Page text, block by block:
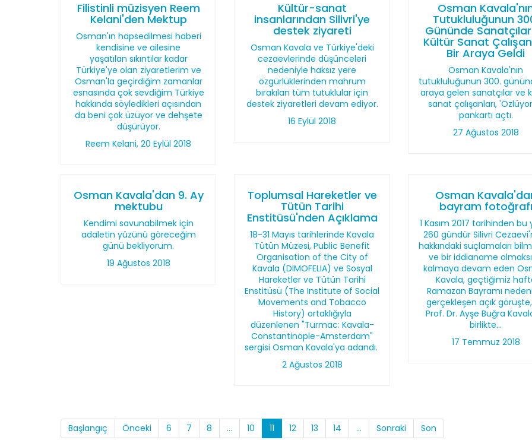
Filistinli müzisyen Reem
Kelani'den Mektup
Osman'ın hapsedilmesi haberi
kendisine ve ailesine
yaşatılan sıkıntılar kadar
Türkiye'ye olan ziyaretlerim ve
Osman'la geçirdiğim zamanlar
esnasında çok sevdiğim Türkiye
hakkında söyledikleri açısından
da beni çok üzüyor ve dehşete
düşürüyor.
Reem Kelani, 20 Eylül 2018
Kültür-sanat
insanlarından Silivri'ye
destek ziyareti
Osman Kavala ve Türkiye'deki
cezaevlerinde düşünceleri
nedeniyle haksız yere
özgürlüklerinden mahrum
bırakılan tüm tutuklular için
destek ziyaretleri devam ediyor.
16 Eylül 2018
Osman
Tutukluluğunun
Gününde
Kültür Sanat
Bir Araya Geldi
Osman Kavala'nın
tutukluluğunun 300.
araya gelen sanatçılar ve
sanat çalışanları,
pankartı açtı.
27 Ağustos 2018
Osman Kavala'dan 9. Ay
mektubu
Kendimi savunabilmek için
adaletin yüzünü göreceğim
günü bekliyorum.
19 Ağustos 2018
Toplumsal Hareketler ve
Tütün Tarihi
Enstitüsü'nden Açıklama
18-31 Mayıs tarihlerinde Kavala
Tütün Müzesi, Public Benefit
Organisation of the City of
Kavala (DIMOFELIA) ve Sosyal
Hareketler ve Tütün Tarihi
Enstitüsü (The Institute of Social
Movements and Tobacco
History) ortaklığıyla
düzenlenen "Turmac: Kavala-
Constantinople-Amsterdam"
sergisi Osman Kavala'ya adandı.
2 Ağustos 2018
Osman
bayram fotoğrafı
1 Kasım 2017 tarihinden bu
260 gündür Silivri
hakkındaki suçlamaları
ve bir iddianame
kalmaya devam eden
Kavala, geçtiğimiz
Ramazan Bayramı
gerçekleşen açık
Prof. Dr. Ayşe Buğra
birlikte...
17 Temmuz 2018
Başlangıç Önceki 6 7 8 ... 10 11 12 13 14 ... Sonraki Son